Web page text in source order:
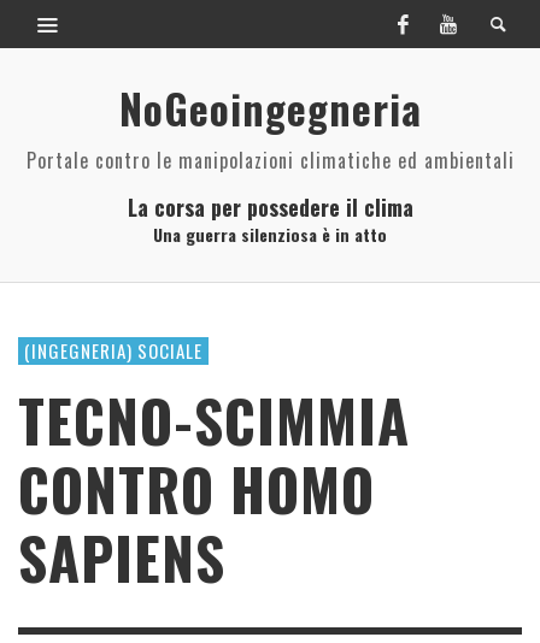
NoGeoingegneria
Portale contro le manipolazioni climatiche ed ambientali
La corsa per possedere il clima
Una guerra silenziosa è in atto
(INGEGNERIA) SOCIALE
TECNO-SCIMMIA
CONTRO HOMO
SAPIENS